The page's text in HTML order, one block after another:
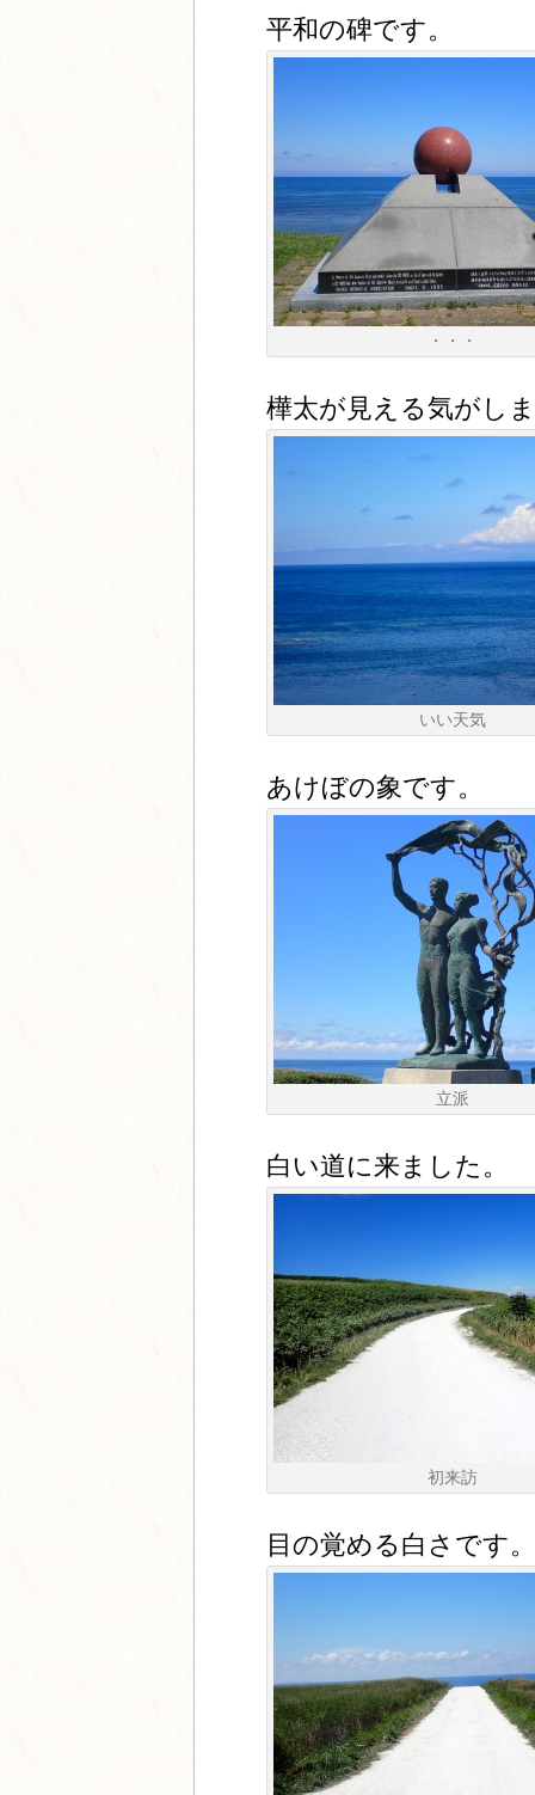
平和の碑です。
・・・
樺太が見える気がし
いい天気
あけぼの象です。
立派
白い道に来ました。
初来訪
目の覚める白さです。